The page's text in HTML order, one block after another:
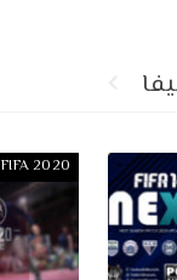
FIFA 2020